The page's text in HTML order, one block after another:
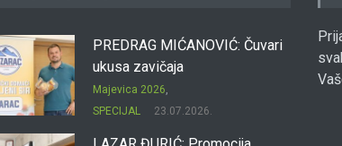
PREDRAG MIĆANOVIĆ: Čuvari
ukusa zavičaja
Majevica 2026
SPECIJAL
23.07.2026.